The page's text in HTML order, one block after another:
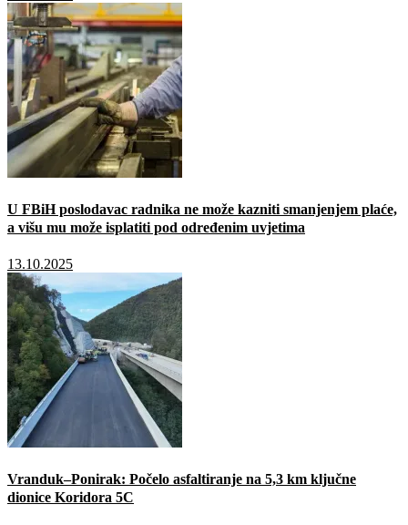
U FBiH poslodavac radnika ne može kazniti smanjenjem plaće,
a višu mu može isplatiti pod određenim uvjetima
13.10.2025
Vranduk–Ponirak: Počelo asfaltiranje na 5,3 km ključne
dionice Koridora 5C